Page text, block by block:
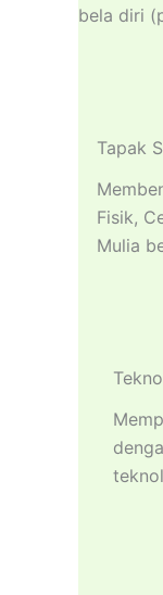
bela diri
Tapak
Fisik,
Mulia